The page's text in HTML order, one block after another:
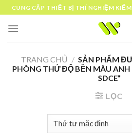
Skip
to
content
CUNG CẤP THIẾT BỊ THÍ NGHIỆM
TRANG CHỦ / SẢN PHẨM
PHÒNG THỬ ĐỘ BỀN MÀU ANH
SDCE”
LỌC